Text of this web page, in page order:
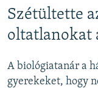
Szétültette
oltatlanokat
A biológiatanár a
gyerekeket, hogy